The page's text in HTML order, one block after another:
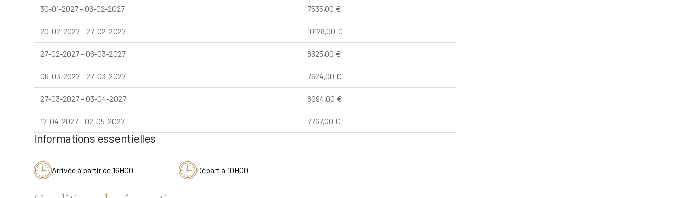
30-01-2027 – 06-02-2027 7535,00 €
20-02-2027 – 27-02-2027 10128,00 €
27-02-2027 – 06-03-2027 8625,00 €
06-03-2027 – 27-03-2027 7624,00 €
27-03-2027 – 03-04-2027 8094,00 €
17-04-2027 – 02-05-2027 7767,00 €
Informations essentielles
Arrivée à partir de 16H00 Départ à 10H00